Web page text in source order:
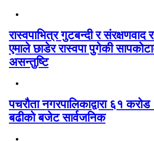
रास्वपाभित्र गुटबन्दी र
एमाले छाडेर रास्वपा पुगेकी
असन्तुष्टि
पचरौता नगरपालिकाद्वारा ६१
बढीको बजेट सार्वजनिक